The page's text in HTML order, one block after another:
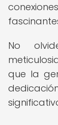
No
que la